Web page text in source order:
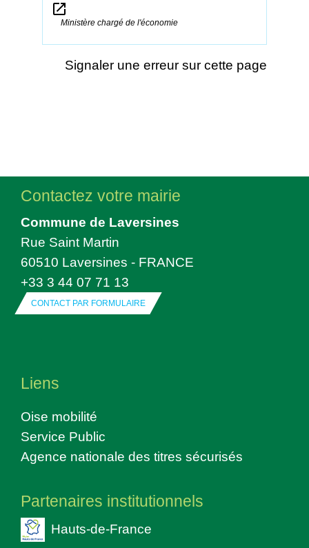
open_in_new
Ministère chargé de l'économie
Signaler une erreur sur cette page
Contactez votre mairie
Commune de Laversines
Rue Saint Martin
60510 Laversines - FRANCE
+33 3 44 07 71 13
CONTACT PAR FORMULAIRE
Liens
Oise mobilité
Service Public
Agence nationale des titres sécurisés
Partenaires institutionnels
Hauts-de-France